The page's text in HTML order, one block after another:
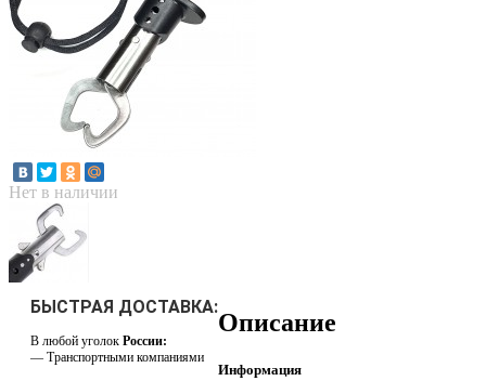
Нет в наличии
БЫСТРАЯ ДОСТАВКА:
В любой уголок России:
— Транспортными компаниями
Описание
Информация